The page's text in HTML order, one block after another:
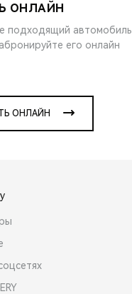
ОНЛАЙН
подходящий автомобиль
его онлайн
ОНЛАЙН